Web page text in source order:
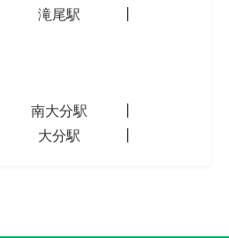
滝尾駅
南大分駅
大分駅